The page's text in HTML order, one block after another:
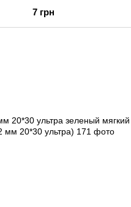
7 грн